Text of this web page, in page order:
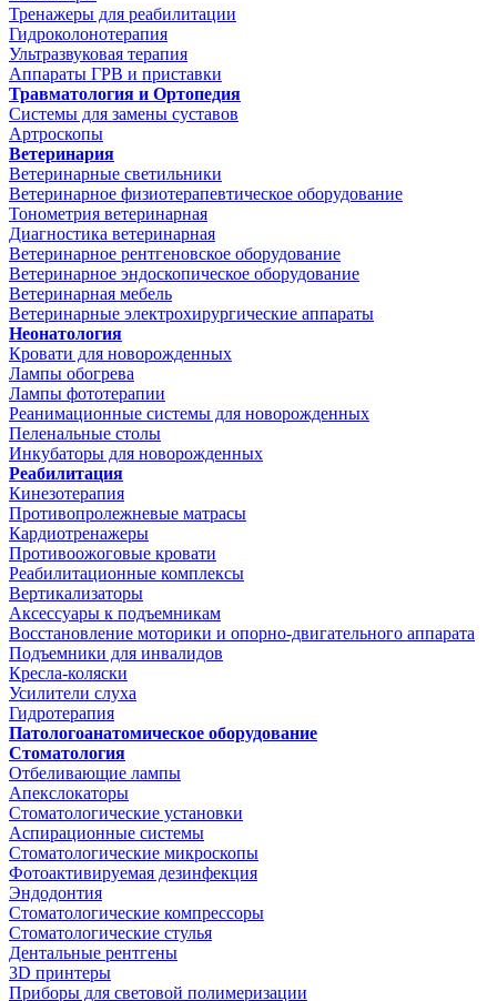
Тренажеры для реабилитации
Гидроколонотерапия
Ультразвуковая терапия
Аппараты ГРВ и приставки
Травматология и Ортопедия
Системы для замены суставов
Артроскопы
Ветеринария
Ветеринарные светильники
Ветеринарное физиотерапевтическое оборудование
Тонометрия ветеринарная
Диагностика ветеринарная
Ветеринарное рентгеновское оборудование
Ветеринарное эндоскопическое оборудование
Ветеринарная мебель
Ветеринарные электрохирургические аппараты
Неонатология
Кровати для новорожденных
Лампы обогрева
Лампы фототерапии
Реанимационные системы для новорожденных
Пеленальные столы
Инкубаторы для новорожденных
Реабилитация
Кинезотерапия
Противопролежневые матрасы
Кардиотренажеры
Противоожоговые кровати
Реабилитационные комплексы
Вертикализаторы
Аксессуары к подъемникам
Восстановление моторики и опорно-двигательного аппарата
Подъемники для инвалидов
Кресла-коляски
Усилители слуха
Гидротерапия
Патологоанатомическое оборудование
Стоматология
Отбеливающие лампы
Апекслокаторы
Стоматологические установки
Аспирационные системы
Стоматологические микроскопы
Фотоактивируемая дезинфекция
Эндодонтия
Стоматологические компрессоры
Стоматологические стулья
Дентальные рентгены
3D принтеры
Приборы для световой полимеризации